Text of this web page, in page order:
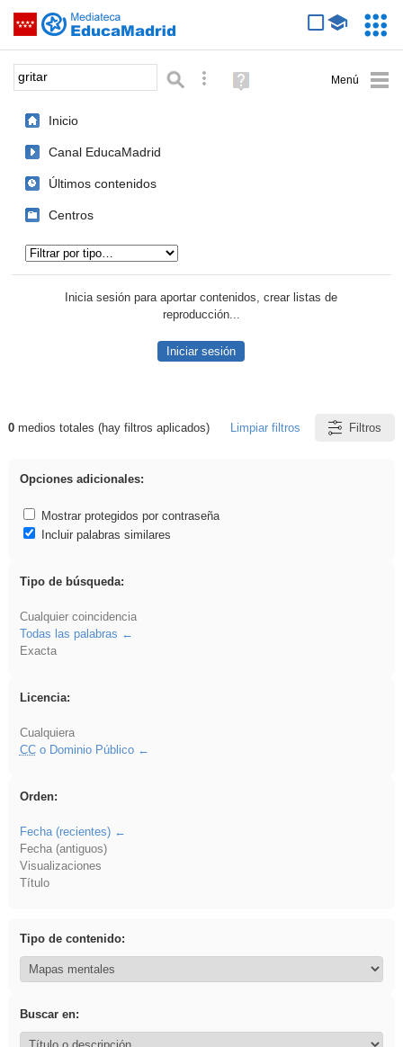
Saltar navegación
Palabra o frase: Búsqueda avanzada
Ayuda
(en
Inicio
Canal EducaMadrid
Últimos contenidos
Centros
Inicia sesión para aportar contenidos, crear listas de
reproducción...
Iniciar sesión
Resultados de: gritar
0medios totales (hay filtros aplicados) Limpiar filtros Filtros
Opciones adicionales:
Mostrar protegidos por contraseña
Incluir palabras similares
Tipo de búsqueda:
Cualquier coincidencia
Todas las palabras
Exacta
Licencia:
Cualquiera
CCo Dominio Público
Orden:
Fecha (recientes)
Fecha (antiguos)
Visualizaciones
Título
Tipo de contenido:
Buscar en: